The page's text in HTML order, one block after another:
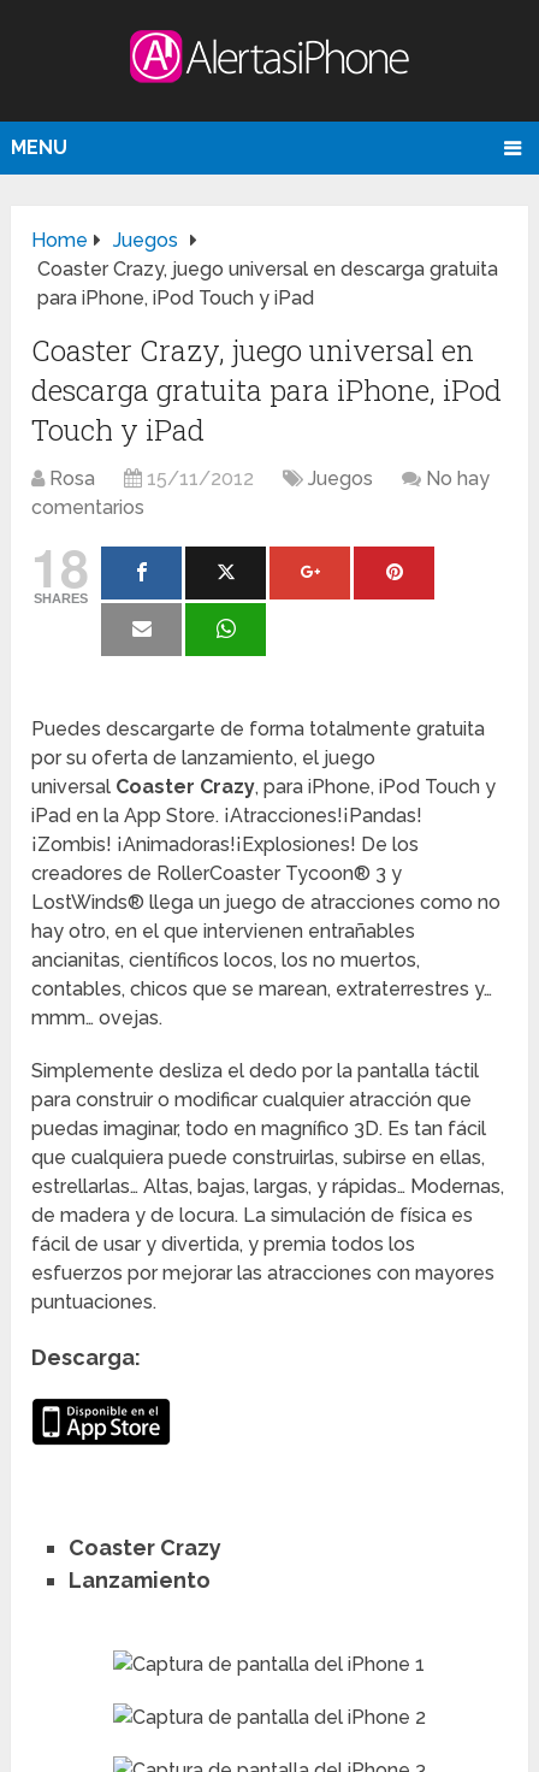
MENU
Home
Juegos
Coaster Crazy, juego universal en descarga gratuita
para iPhone, iPod Touch y iPad
Coaster Crazy, juego universal en
descarga gratuita para iPhone, iPod
Touch y iPad
Rosa 15/11/2012 Juegos
No hay
comentarios
18
SHARES
Puedes descargarte de forma totalmente gratuita
por su oferta de lanzamiento, el juego
universal Coaster Crazy, para iPhone, iPod Touch y
iPad en la App Store. ¡Atracciones!¡Pandas!
¡Zombis! ¡Animadoras!¡Explosiones! De los
creadores de RollerCoaster Tycoon® 3 y
LostWinds® llega un juego de atracciones como no
hay otro, en el que intervienen entrañables
ancianitas, científicos locos, los no muertos,
contables, chicos que se marean, extraterrestres y…
mmm… ovejas.
Simplemente desliza el dedo por la pantalla táctil
para construir o modificar cualquier atracción que
puedas imaginar, todo en magnífico 3D. Es tan fácil
que cualquiera puede construirlas, subirse en ellas,
estrellarlas… Altas, bajas, largas, y rápidas… Modernas,
de madera y de locura. La simulación de física es
fácil de usar y divertida, y premia todos los
esfuerzos por mejorar las atracciones con mayores
puntuaciones.
Descarga:
Coaster Crazy
Lanzamiento